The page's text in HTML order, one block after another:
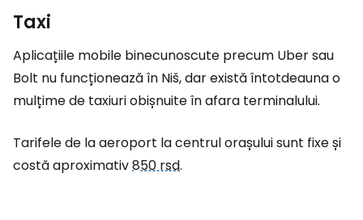
Taxi
Aplicațiile mobile binecunoscute precum Uber sau
Bolt nu funcționează în Niš, dar există întotdeauna o
mulțime de taxiuri obișnuite în afara terminalului.
Tarifele de la aeroport la centrul orașului sunt fixe și
costă aproximativ850 rsd.